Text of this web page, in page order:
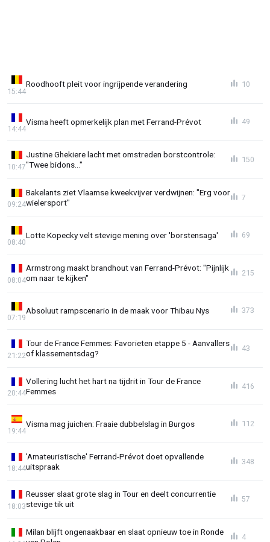
Roodhooft pleit voor ingrijpende verandering
15:44
10
Visma heeft opmerkelijk plan met Ferrand-Prévot
14:44
49
Justine Ghekiere lacht met omstreden borstcontrole:
"Twee bidons..."
10:47
150
Bakelants ziet Vlaamse kweekvijver verdwijnen: "Erg voor
wielersport"
09:24
7
Lotte Kopecky velt stevige mening over 'borstensaga'
08:40
69
Armstrong maakt brandhout van Ferrand-Prévot: "Pijnlijk
om naar te kijken"
08:04
215
Absoluut rampscenario in de maak voor Thibau Nys
07:19
373
Tour de France Femmes: Favorieten etappe 5 - Aanvallers
of klassementsdag?
21:22
43
Vollering lucht het hart na tijdrit in Tour de France
Femmes
20:44
416
Visma mag juichen: Fraaie dubbelslag in Burgos
19:44
112
'Amateuristische' Ferrand-Prévot doet opvallende
uitspraak
18:44
348
Reusser slaat grote slag in Tour en deelt concurrentie
stevige tik uit
18:03
57
Milan blijft ongenaakbaar en slaat opnieuw toe in Ronde
4